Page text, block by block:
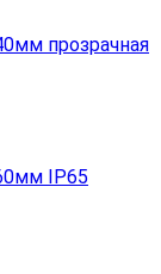
прозрачная
IP65